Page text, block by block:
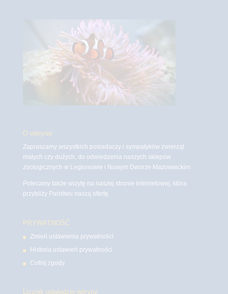
O witrynie
Zapraszamy wszystkich posiadaczy i sympatyków zwierząt
małych czy dużych, do odwiedzenia naszych sklepów
zoologicznych w Legionowie i Nowym Dworze Mazowieckim
Polecamy także wizytę na naszej stronie internetowej, która
przybliży Państwu naszą ofertę.
PRYWATNOŚĆ
Zmień ustawienia prywatności
Historia ustawień prywatności
Cofnij zgody
Licznik odwiedzin witryny